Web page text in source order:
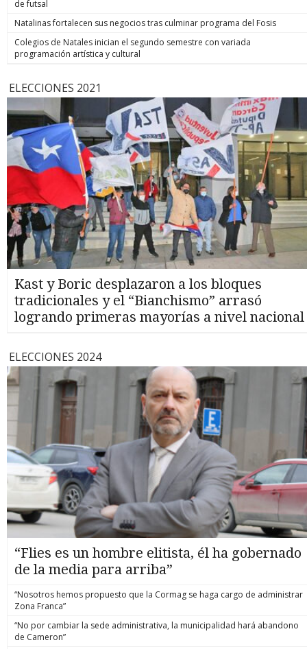
de futsal
Natalinas fortalecen sus negocios tras culminar programa del Fosis
Colegios de Natales inician el segundo semestre con variada
programación artística y cultural
ELECCIONES 2021
Kast y Boric desplazaron a los bloques
tradicionales y el “Bianchismo” arrasó
logrando primeras mayorías a nivel nacional
ELECCIONES 2024
“Flies es un hombre elitista, él ha gobernado
de la media para arriba”
“Nosotros hemos propuesto que la Cormag se haga cargo de administrar
Zona Franca”
“No por cambiar la sede administrativa, la municipalidad hará abandono
de Cameron”